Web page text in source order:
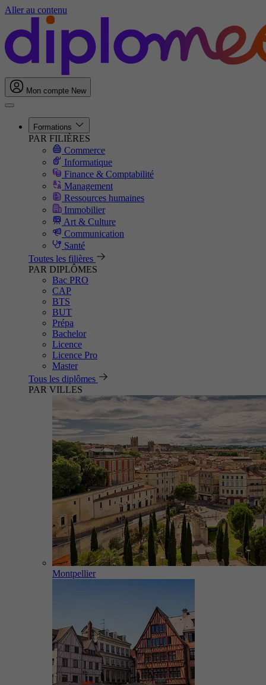
Aller au contenu
Mon compte New
Formations
PAR FILIÈRES
Commerce
Informatique
Finance & Comptabilité
Management
Ressources humaines
Immobilier
Art & Culture
Communication
Santé
Toutes les filières
PAR DIPLÔMES
Bac PRO
CAP
BTS
BUT
Prépa
Bachelor
Licence
Licence Pro
Master
Tous les diplômes
PAR VILLES
Montpellier